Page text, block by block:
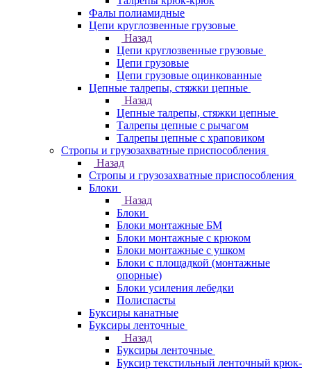
Фалы полиамидные
Цепи круглозвенные грузовые
Назад
Цепи круглозвенные грузовые
Цепи грузовые
Цепи грузовые оцинкованные
Цепные талрепы, стяжки цепные
Назад
Цепные талрепы, стяжки цепные
Талрепы цепные с рычагом
Талрепы цепные с храповиком
Стропы и грузозахватные приспособления
Назад
Стропы и грузозахватные приспособления
Блоки
Назад
Блоки
Блоки монтажные БМ
Блоки монтажные с крюком
Блоки монтажные с ушком
Блоки с площадкой (монтажные
опорные)
Блоки усиления лебедки
Полиспасты
Буксиры канатные
Буксиры ленточные
Назад
Буксиры ленточные
Буксир текстильный ленточный крюк-